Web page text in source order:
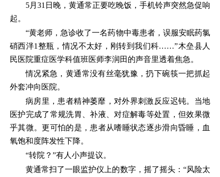
5月31日晚，黄通常正要吃晚饭，手机铃声突然急促响
起。
“黄老师，急诊收了一名药物中毒患者，误服安眠药氯
硝西泮1整瓶，情况不太好，刚转到我们科……”木垒县人
民医院重症医学科值班医师李润田的声音里透着焦急。
情况紧急，黄通常没有丝毫犹豫，扔下碗筷一把抓起
外套冲向医院。
病房里，患者精神萎靡，对外界刺激反应迟钝。当地
医护完成了常规洗胃、补液、对症解毒等处置，但效果微
乎其微。更可怕的是，患者从嗜睡状态逐步滑向昏睡，血
氧饱和度阵发性下降。
“转院？”有人小声提议。
黄通常扫了一眼监护仪上的数字，摇了摇头：“风险太